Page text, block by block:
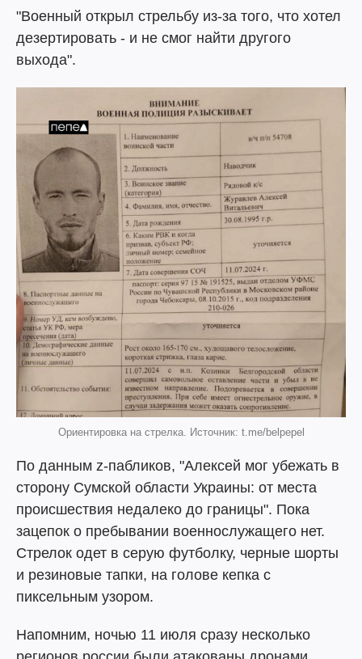
"Военный открыл стрельбу из-за того, что хотел
дезертировать - и не смог найти другого
выхода".
Ориентировка на стрелка. Источник: t.me/belpepel
По данным z-пабликов, "Алексей мог убежать в
сторону Сумской области Украины: от места
происшествия недалеко до границы". Пока
зацепок о пребывании военнослужащего нет.
Стрелок одет в серую футболку, черные шорты
и резиновые тапки, на голове кепка с
пиксельным узором.
Напомним, ночью 11 июля сразу несколько